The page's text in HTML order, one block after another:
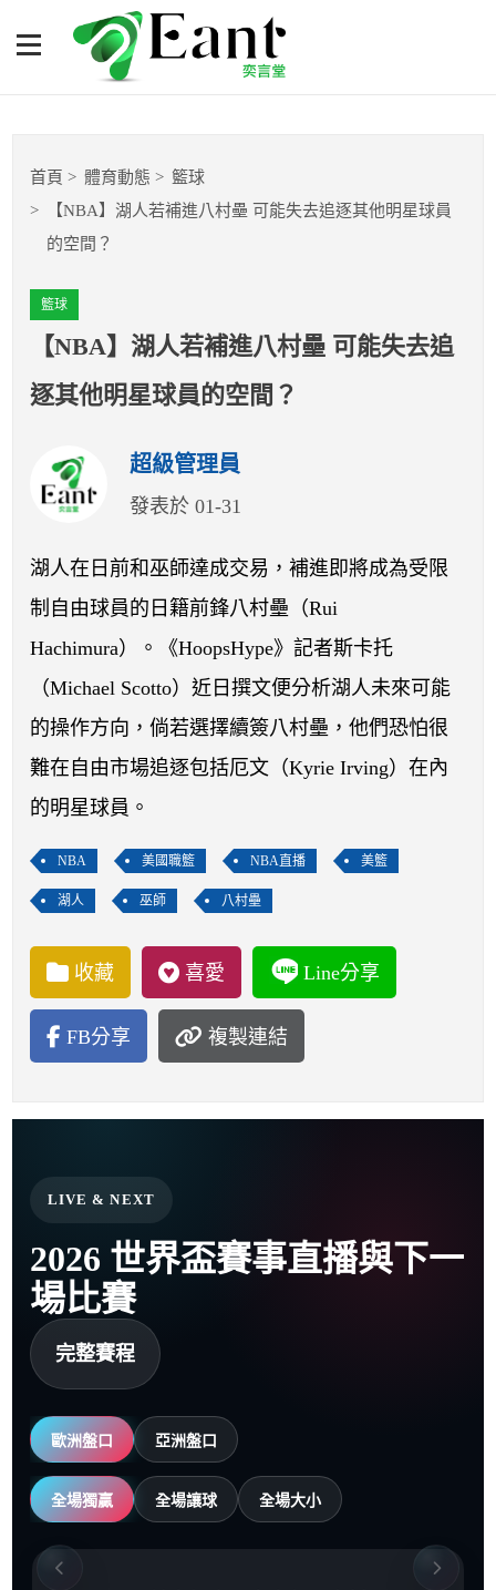
【NBA】湖人若補進八村壘
可能失去追逐其他明星球員
籃球
棒球
球隊數據
開賽列表
運彩教學專區
首頁 體育動態
籃球
【NBA】湖人若補進八村壘 可能失去追逐其他明星球員
的空間？
籃球
【NBA】湖人若補進八村壘 可能失去追
逐其他明星球員的空間？
超級管理員
發表於 01-31
湖人在日前和巫師達成交易，補進即將成為受限
制自由球員的日籍前鋒八村壘（Rui
Hachimura）。《HoopsHype》記者斯卡托
（Michael Scotto）近日撰文便分析湖人未來可能
的操作方向，倘若選擇續簽八村壘，他們恐怕很
難在自由市場追逐包括厄文（Kyrie Irving）在內
的明星球員。
NBA 美國職籃 NBA直播 美籃
湖人 巫師 八村壘
收藏 喜愛 Line分享
FB分享 複製連結
LIVE & NEXT
2026 世界盃賽事直播與下一
場比賽
完整賽程
歐洲盤口 亞洲盤口
全場獨贏 全場讓球 全場大小